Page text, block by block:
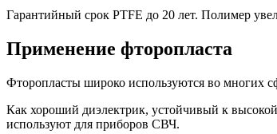
Гарантийный срок PTFE до 20 лет. Полимер
Применение фторопласта
Фторопласты широко используются во многих
Как хороший диэлектрик, устойчивый к
используют для приборов СВЧ.